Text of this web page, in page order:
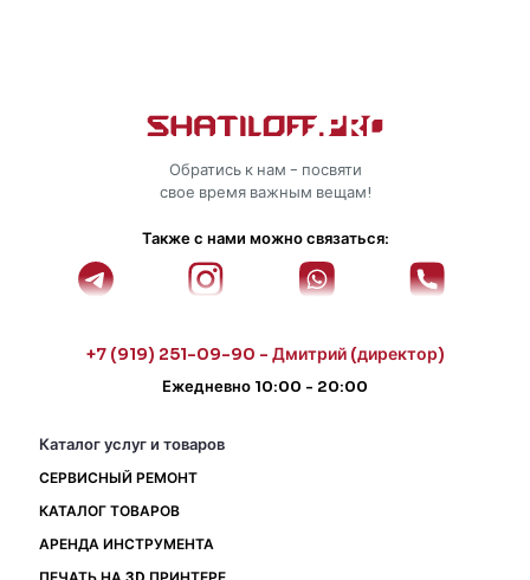
Обратись к нам - посвяти
свое время важным вещам!
Также с нами можно связаться:
+7 (919) 251-09-90 - Дмитрий (директор)
Ежедневно 10:00 - 20:00
Каталог услуг и товаров
СЕРВИСНЫЙ РЕМОНТ
КАТАЛОГ ТОВАРОВ
АРЕНДА ИНСТРУМЕНТА